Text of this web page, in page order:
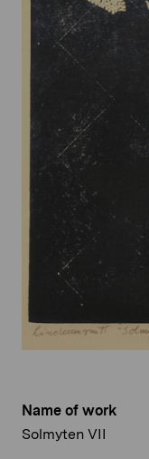
Name of work
Solmyten VII